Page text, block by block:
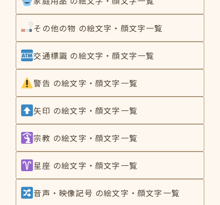
その他の物 の絵文字・顔文字一覧
交通標識 の絵文字・顔文字一覧
警告 の絵文字・顔文字一覧
矢印 の絵文字・顔文字一覧
宗教 の絵文字・顔文字一覧
星座 の絵文字・顔文字一覧
音声・映像記号 の絵文字・顔文字一覧